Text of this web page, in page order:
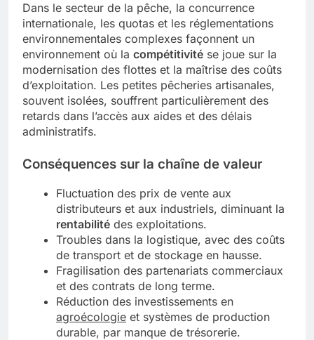
Dans le secteur de la pêche, la concurrence
internationale, les quotas et les réglementations
environnementales complexes façonnent un
environnement où la compétitivité se joue sur la
modernisation des flottes et la maîtrise des coûts
d’exploitation. Les petites pêcheries artisanales,
souvent isolées, souffrent particulièrement des
retards dans l’accès aux aides et des délais
administratifs.
Conséquences sur la chaîne de valeur
Fluctuation des prix de vente aux
distributeurs et aux industriels, diminuant la
rentabilité des exploitations.
Troubles dans la logistique, avec des coûts
de transport et de stockage en hausse.
Fragilisation des partenariats commerciaux
et des contrats de long terme.
Réduction des investissements en
agroécologie et systèmes de production
durable, par manque de trésorerie.